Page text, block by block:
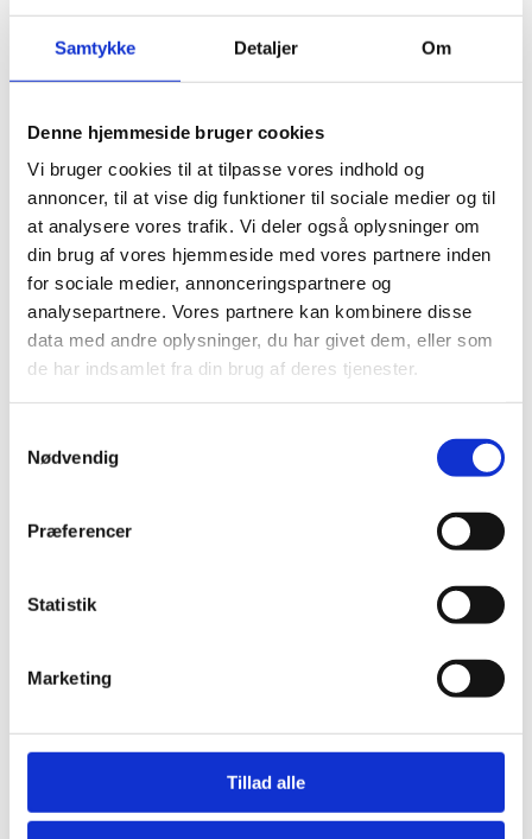
Samtykke Detaljer Om
Denne hjemmeside bruger cookies
Vi bruger cookies til at tilpasse vores indhold og
annoncer, til at vise dig funktioner til sociale medier og til
at analysere vores trafik. Vi deler også oplysninger om
din brug af vores hjemmeside med vores partnere inden
for sociale medier, annonceringspartnere og
analysepartnere. Vores partnere kan kombinere disse
data med andre oplysninger, du har givet dem, eller som
de har indsamlet fra din brug af deres tjenester.
Nødvendig
Præferencer
Statistik
Marketing
Tillad alle
Lynlås nylon 30 cm
Zipper 35-39 cm
Zipper 40-44 cm
Lynlås med ring 40 cm
Lynlås metal 40 cm
Zipper 45-49 cm
Lynlås med ring 45 cm
Lynlås nylon 45 cm
Lynlås 47 cm
Lynlåse 50 cm
Lynlåse 55 cm
Lynlåse 60 cm
Lynlåse 70-100 cm
Symønstre nederdele
Symønstre overdele
Symønstre overtøj